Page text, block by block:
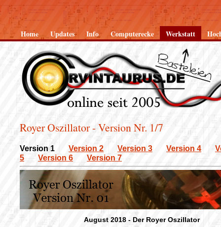
Home Updates Info Computerecke Werkstatt
Royer Oszillator - Version Nr. 1/7
Version 1 Version 2 Version 3 Version 4
5
Version 6 Version 7
August 2018 - Der Royer Oszillator